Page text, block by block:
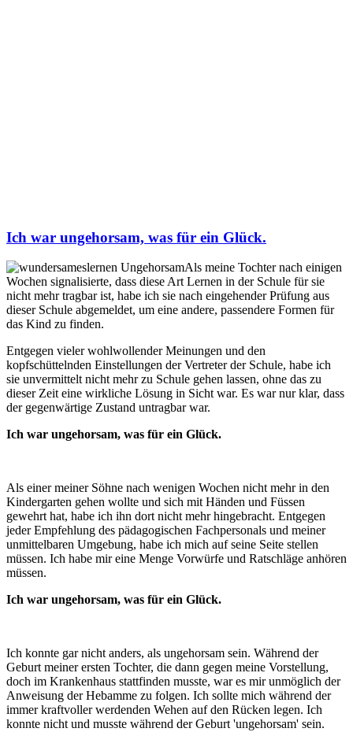
Ich war ungehorsam, was für ein Glück.
Als meine Tochter nach einigen
Wochen signalisierte, dass diese Art Lernen in der Schule für sie
nicht mehr tragbar ist, habe ich sie nach eingehender Prüfung aus
dieser Schule abgemeldet, um eine andere, passendere Formen für
das Kind zu finden.
Entgegen vieler wohlwollender Meinungen und den
kopfschüttelnden Einstellungen der Vertreter der Schule, habe ich
sie unvermittelt nicht mehr zu Schule gehen lassen, ohne das zu
dieser Zeit eine wirkliche Lösung in Sicht war. Es war nur klar, dass
der gegenwärtige Zustand untragbar war.
Ich war ungehorsam, was für ein Glück.
Als einer meiner Söhne nach wenigen Wochen nicht mehr in den
Kindergarten gehen wollte und sich mit Händen und Füssen
gewehrt hat, habe ich ihn dort nicht mehr hingebracht. Entgegen
jeder Empfehlung des pädagogischen Fachpersonals und meiner
unmittelbaren Umgebung, habe ich mich auf seine Seite stellen
müssen. Ich habe mir eine Menge Vorwürfe und Ratschläge anhören
müssen.
Ich war ungehorsam, was für ein Glück.
Ich konnte gar nicht anders, als ungehorsam sein. Während der
Geburt meiner ersten Tochter, die dann gegen meine Vorstellung,
doch im Krankenhaus stattfinden musste, war es mir unmöglich der
Anweisung der Hebamme zu folgen. Ich sollte mich während der
immer kraftvoller werdenden Wehen auf den Rücken legen. Ich
konnte nicht und musste während der Geburt 'ungehorsam' sein.